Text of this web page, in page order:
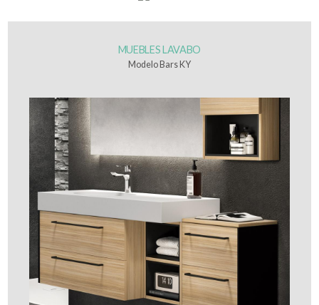
MUEBLES LAVABO
Modelo Bars KY